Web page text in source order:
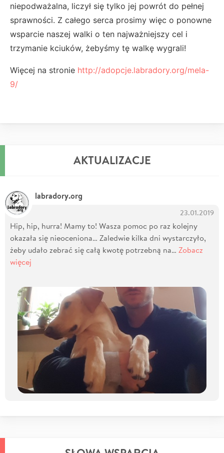
niepodważalna, liczył się tylko jej powrót do pełnej
sprawności. Z całego serca prosimy więc o ponowne
wsparcie naszej walki o ten najważniejszy cel i
trzymanie kciuków, żebyśmy tę walkę wygrali!
Więcej na stronie http://adopcje.labradory.org/mela-
9/
AKTUALIZACJE
labradory.org
23.01.2019
Hip, hip, hurra! Mamy to! Wasza pomoc po raz kolejny
okazała się nieoceniona… Zaledwie kilka dni wystarczyło,
żeby udało zebrać się całą kwotę potrzebną na… Zobacz
więcej